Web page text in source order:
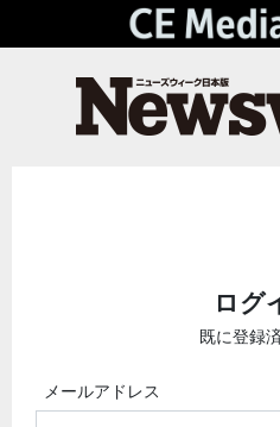
ログ
既に登録
メールアドレス